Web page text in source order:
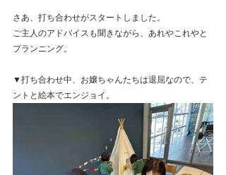
さあ、打ち合わせがスタートしました。
ご主人のアドバイスも聞きながら、あれやこれやと
プランニング。
▼打ち合わせ中、お嬢ちゃんたちは退屈なので、テ
ントと絵本でエンジョイ。